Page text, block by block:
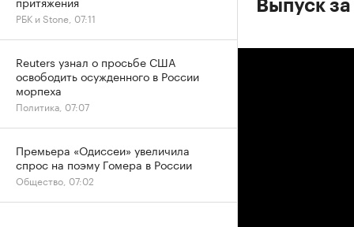
Выпуск
РБК и Stone, 07:11
Reuters узнал о просьбе США
освободить осужденного в России
морпеха
Политика, 07:07
Премьера «Одиссеи» увеличила
спрос на поэму Гомера в России
Общество, 07:02